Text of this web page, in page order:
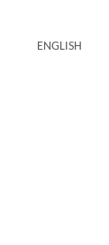
ENGLISH